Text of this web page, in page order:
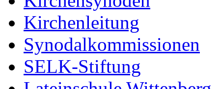
Kirchenleitung
Synodalkommissionen
SELK-Stiftung